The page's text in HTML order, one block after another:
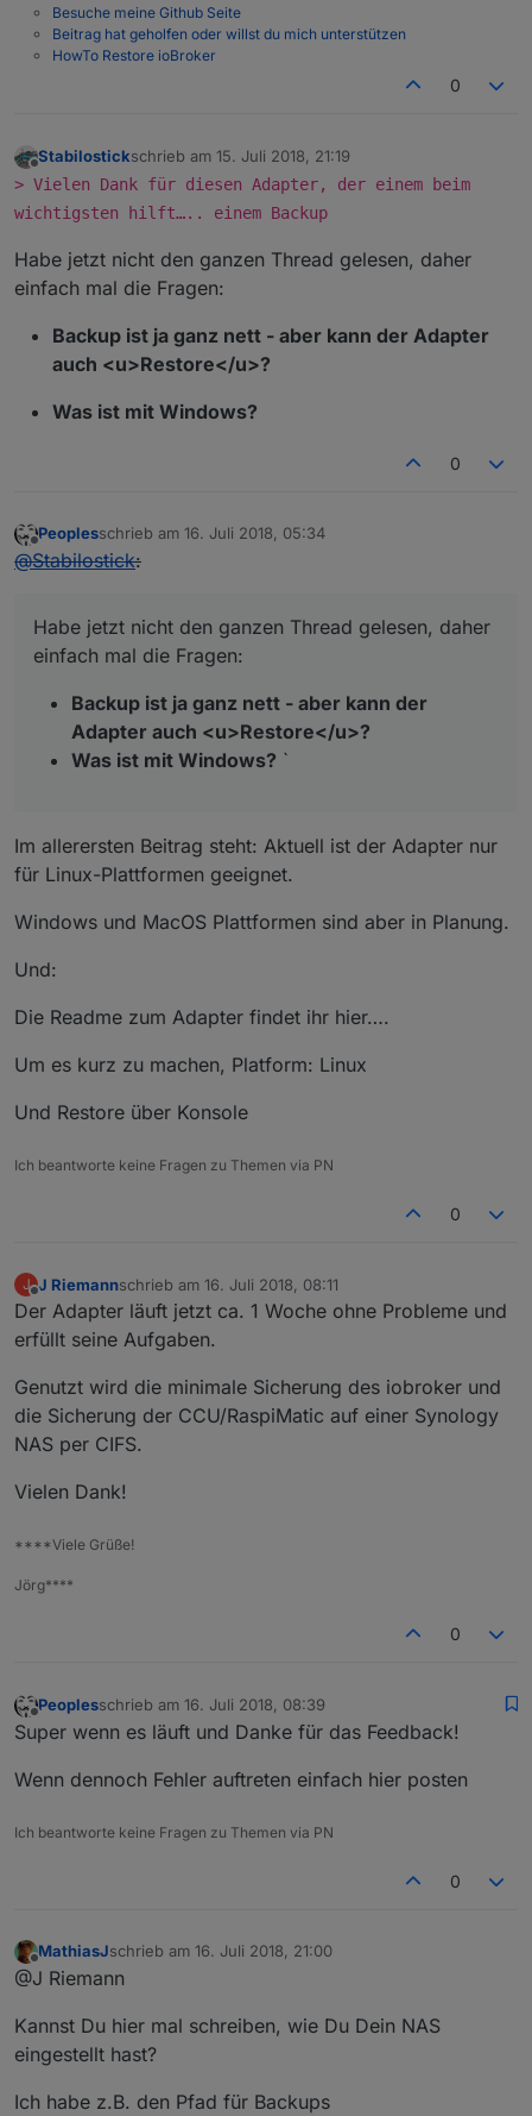
Besuche meine Github Seite
Beitrag hat geholfen oder willst du mich unterstützen
HowTo Restore ioBroker
0
Offline
Stabilostickschrieb am 15. Juli 2018, 21:19
zuletzt editiert von
> Vielen Dank für diesen Adapter, der einem beim
wichtigsten hilft….. einem Backup
Habe jetzt nicht den ganzen Thread gelesen, daher
einfach mal die Fragen:
Backup ist ja ganz nett - aber kann der Adapter
auch <u>Restore</u>?
Was ist mit Windows?
0
Offline
Peoplesschrieb am 16. Juli 2018, 05:34
zuletzt editiert von
@Stabilostick:
Habe jetzt nicht den ganzen Thread gelesen, daher
einfach mal die Fragen:
Backup ist ja ganz nett - aber kann der
Adapter auch <u>Restore</u>?
Was ist mit Windows? `
Im allerersten Beitrag steht: Aktuell ist der Adapter nur
für Linux-Plattformen geeignet.
Windows und MacOS Plattformen sind aber in Planung.
Und:
Die Readme zum Adapter findet ihr hier….
Um es kurz zu machen, Platform: Linux
Und Restore über Konsole
Ich beantworte keine Fragen zu Themen via PN
0
J
Offline
J Riemannschrieb am 16. Juli 2018, 08:11
zuletzt editiert von
Der Adapter läuft jetzt ca. 1 Woche ohne Probleme und
erfüllt seine Aufgaben.
Genutzt wird die minimale Sicherung des iobroker und
die Sicherung der CCU/RaspiMatic auf einer Synology
NAS per CIFS.
Vielen Dank!
****Viele Grüße!
Jörg****
0
Offline
Peoplesschrieb am 16. Juli 2018, 08:39
zuletzt editiert von
Super wenn es läuft und Danke für das Feedback!
Wenn dennoch Fehler auftreten einfach hier posten
Ich beantworte keine Fragen zu Themen via PN
0
Offline
MathiasJschrieb am 16. Juli 2018, 21:00
zuletzt editiert von
@J Riemann
Kannst Du hier mal schreiben, wie Du Dein NAS
eingestellt hast?
Ich habe z.B. den Pfad für Backups